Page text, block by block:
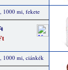
1000 mi, fekete
1000 mi, ciánkék